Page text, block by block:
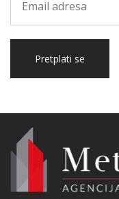
Pretplati se